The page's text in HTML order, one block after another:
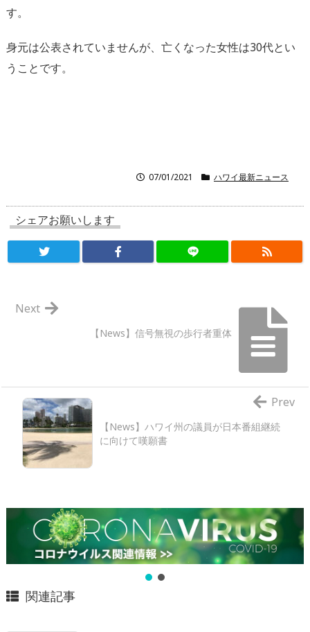
す。
身元は公表されていませんが、亡くなった女性は30代とい
うことです。
07/01/2021 ハワイ最新ニュース
シェアお願いします
【News】信号無視の歩行者重体
Next
【News】ハワイ州の議員が日本番組継続
に向けて嘆願書
Prev
関連記事